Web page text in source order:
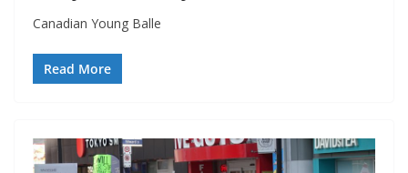
Canadian Young Balle
Read More